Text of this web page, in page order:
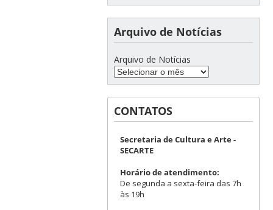
Arquivo de Notícias
Arquivo de Notícias
CONTATOS
Secretaria de Cultura e Arte -
SECARTE
Horário de atendimento:
De segunda a sexta-feira das 7h
às 19h